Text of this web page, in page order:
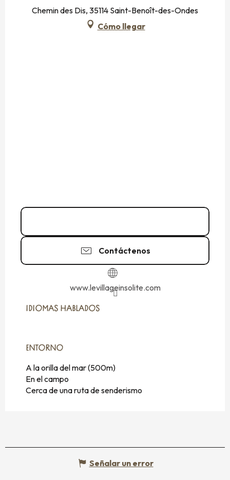
Chemin des Dis, 35114 Saint-Benoît-des-Ondes
Cómo llegar
Contáctenos
www.levillageinsolite.com
IDIOMAS HABLADOS
IDIOMAS HABLADOS
ENTORNO
ENTORNO
A la orilla del mar(500m)
En el campo
Cerca de una ruta de senderismo
Señalar un error